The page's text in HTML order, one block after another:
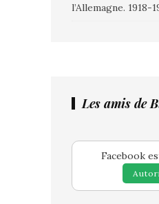
l’Allemagne. 1918-
Les amis de
Facebook